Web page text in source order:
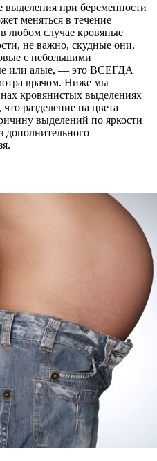
при беременности
меняться в течение
любом случае кровяные
не важно, скудные они,
с небольшими
или алые, — это ВСЕГДА
врачом. Ниже мы
кровянистых выделениях
разделение на цвета
выделений по яркости
дополнительного